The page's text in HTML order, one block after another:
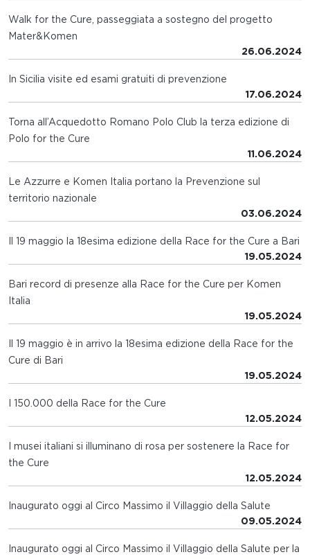
Walk for the Cure, passeggiata a sostegno del progetto
Mater&Komen
26.06.2024
In Sicilia visite ed esami gratuiti di prevenzione
17.06.2024
Torna all’Acquedotto Romano Polo Club la terza edizione di
Polo for the Cure
11.06.2024
Le Azzurre e Komen Italia portano la Prevenzione sul
territorio nazionale
03.06.2024
Il 19 maggio la 18esima edizione della Race for the Cure a Bari
19.05.2024
Bari record di presenze alla Race for the Cure per Komen
Italia
19.05.2024
Il 19 maggio è in arrivo la 18esima edizione della Race for the
Cure di Bari
19.05.2024
I 150.000 della Race for the Cure
12.05.2024
I musei italiani si illuminano di rosa per sostenere la Race for
the Cure
12.05.2024
Inaugurato oggi al Circo Massimo il Villaggio della Salute
09.05.2024
Inaugurato oggi al Circo Massimo il Villaggio della Salute per la